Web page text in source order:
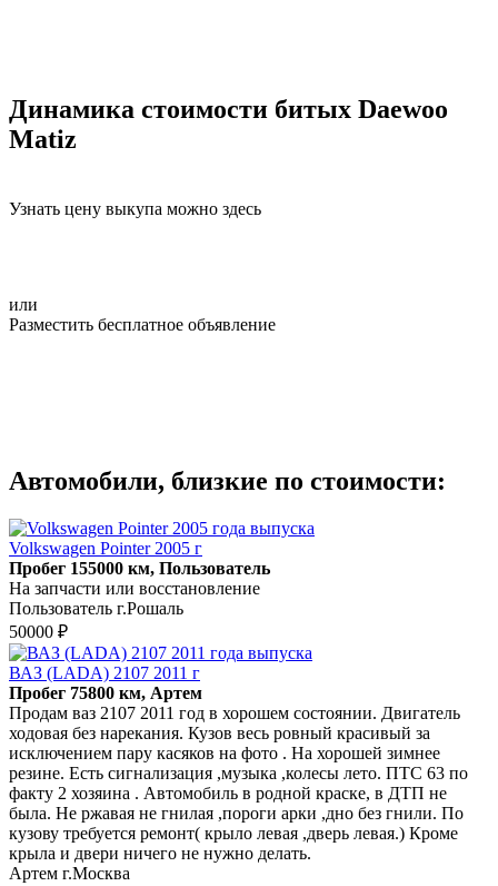
Динамика стоимости битых Daewoo
Matiz
Узнать цену выкупа можно здесь
или
Разместить бесплатное объявление
Автомобили, близкие по стоимости:
Volkswagen Pointer 2005 г
Пробег 155000 км, Пользователь
На запчасти или восстановление
Пользователь г.Рошаль
50000 ₽
ВАЗ (LADA) 2107 2011 г
Пробег 75800 км, Артем
Продам ваз 2107 2011 год в хорошем состоянии. Двигатель
ходовая без нарекания. Кузов весь ровный красивый за
исключением пару касяков на фото . На хорошей зимнее
резине. Есть сигнализация ,музыка ,колесы лето. ПТС 63 по
факту 2 хозяина . Автомобиль в родной краске, в ДТП не
была. Не ржавая не гнилая ,пороги арки ,дно без гнили. По
кузову требуется ремонт( крыло левая ,дверь левая.) Кроме
крыла и двери ничего не нужно делать.
Артем г.Москва